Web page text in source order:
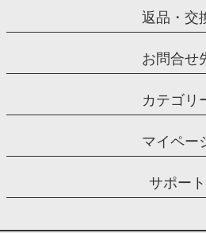
返品・交
お問合せ
カテゴリ
マイペー
サポート